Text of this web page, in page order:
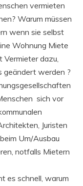
vermieten
Warum müssen
wenn sie selbst
Wohnung Miete
dazu,
geändert werden ?
sich vor
Juristen
Um/Ausbau
notfalls Mietern
es schnell, warum